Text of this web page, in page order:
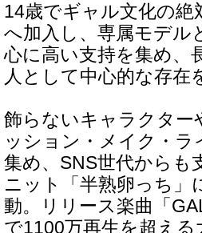
14歳でギャル文化の
へ加入し、専属モデル
心に高い支持を集め、
人として中心的な存在
飾らないキャラクター
ッション・メイク・
集め、SNS世代からも
ニット「半熟卵っち」
動。リリース楽曲「
で1100万再生を超え